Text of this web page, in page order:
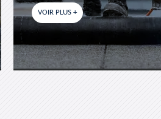
VOIR PLUS +